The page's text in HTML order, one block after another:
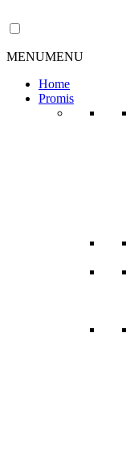
MENUMENU
Home
Promis